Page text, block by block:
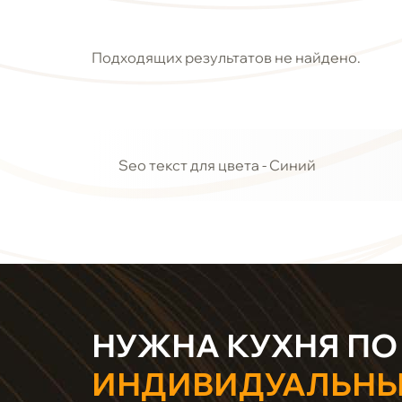
Подходящих результатов не найдено.
Seo текст для цвета - Синий
НУЖНА КУХНЯ ПО